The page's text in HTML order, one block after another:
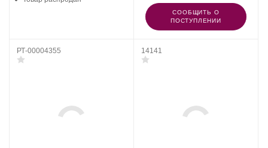
СООБЩИТЬ О
ПОСТУПЛЕНИИ
РТ-00004355 14141